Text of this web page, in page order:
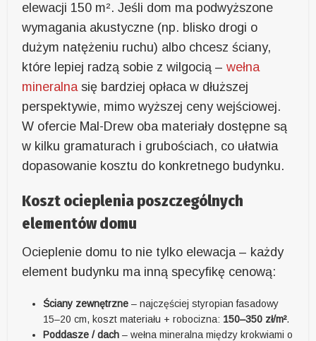
elewacji 150 m². Jeśli dom ma podwyższone
wymagania akustyczne (np. blisko drogi o
dużym natężeniu ruchu) albo chcesz ściany,
które lepiej radzą sobie z wilgocią –wełna
mineralnasię bardziej opłaca w dłuższej
perspektywie, mimo wyższej ceny wejściowej.
W ofercie Mal-Drew oba materiały dostępne są
w kilku gramaturach i grubościach, co ułatwia
dopasowanie kosztu do konkretnego budynku.
Koszt ocieplenia poszczególnych
elementów domu
Ocieplenie domu to nie tylko elewacja – każdy
element budynku ma inną specyfikę cenową:
Ściany zewnętrzne – najczęściej styropian fasadowy
15–20 cm, koszt materiału + robocizna: 150–350 zł/m².
Poddasze / dach – wełna mineralna między krokwiami o